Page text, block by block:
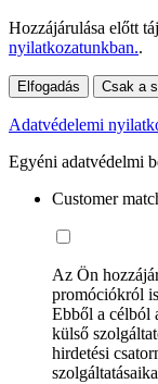
Hozzájárulása előtt
nyilatkozatunkban..
Elfogadás Csak a
Adatvédelemi
Egyéni adatvédelmi
Customer
Az Ön
promóciókról
Ebből a célból
külső
hirdetési